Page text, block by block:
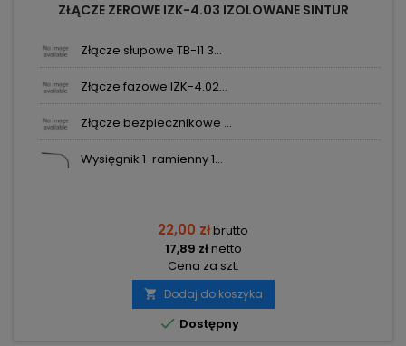
ZŁĄCZE ZEROWE IZK-4.03 IZOLOWANE SINTUR
Złącze słupowe TB-11 3...
Złącze fazowe IZK-4.02...
Złącze bezpiecznikowe ...
Wysięgnik 1-ramienny 1...
22,00 złbrutto
17,89 złnetto
Cena za szt.
 Dodaj do koszyka
 Dostępny